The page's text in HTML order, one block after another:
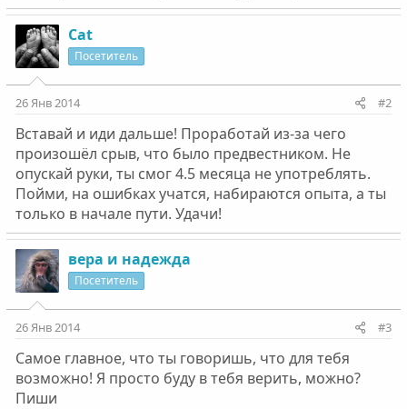
Cat
Посетитель
26 Янв 2014 #2
Вставай и иди дальше! Проработай из-за чего
произошёл срыв, что было предвестником. Не
опускай руки, ты смог 4.5 месяца не употреблять.
Пойми, на ошибках учатся, набираются опыта, а ты
только в начале пути. Удачи!
вера и надежда
Посетитель
26 Янв 2014 #3
Самое главное, что ты говоришь, что для тебя
возможно! Я просто буду в тебя верить, можно?
Пиши